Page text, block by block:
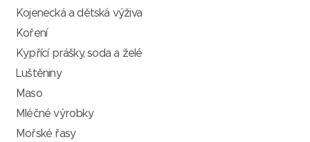
Kojenecká a dětská výživa
Koření
Kypřící prášky, soda a želé
Luštěniny
Maso
Mléčné výrobky
Mořské řasy